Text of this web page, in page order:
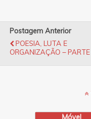
Postagem Anterior
POESIA, LUTA E
ORGANIZAÇÃO – PARTE
Móvel